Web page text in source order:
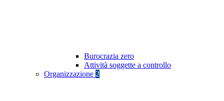
Burocrazia zero
Attività soggette a controllo
Organizzazione 2